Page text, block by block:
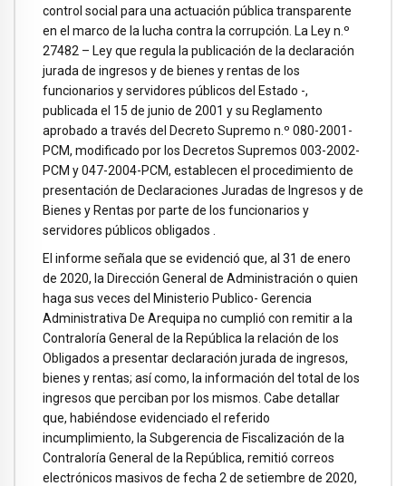
control social para una actuación pública transparente
en el marco de la lucha contra la corrupción. La Ley n.º
27482 – Ley que regula la publicación de la declaración
jurada de ingresos y de bienes y rentas de los
funcionarios y servidores públicos del Estado -,
publicada el 15 de junio de 2001 y su Reglamento
aprobado a través del Decreto Supremo n.º 080-2001-
PCM, modificado por los Decretos Supremos 003-2002-
PCM y 047-2004-PCM, establecen el procedimiento de
presentación de Declaraciones Juradas de Ingresos y de
Bienes y Rentas por parte de los funcionarios y
servidores públicos obligados .
El informe señala que se evidenció que, al 31 de enero
de 2020, la Dirección General de Administración o quien
haga sus veces del Ministerio Publico- Gerencia
Administrativa De Arequipa no cumplió con remitir a la
Contraloría General de la República la relación de los
Obligados a presentar declaración jurada de ingresos,
bienes y rentas; así como, la información del total de los
ingresos que perciban por los mismos. Cabe detallar
que, habiéndose evidenciado el referido
incumplimiento, la Subgerencia de Fiscalización de la
Contraloría General de la República, remitió correos
electrónicos masivos de fecha 2 de setiembre de 2020,